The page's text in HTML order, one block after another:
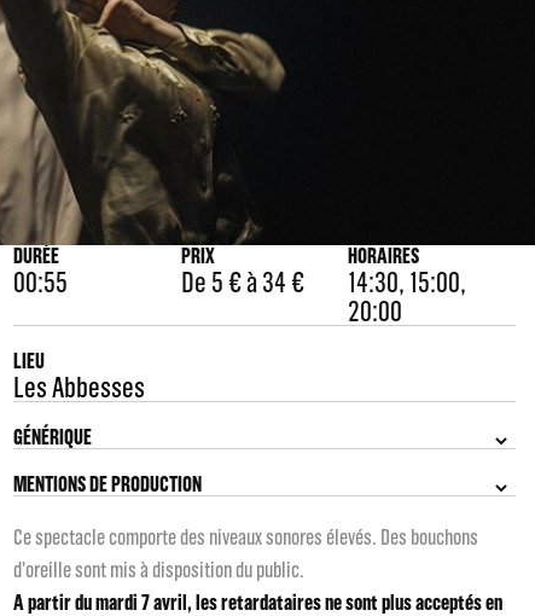
DURÉE
00:55
PRIX
De 5 € à 34 €
HORAIRES
14:30, 15:00,
20:00
LIEU
Les Abbesses
GÉNÉRIQUE
MENTIONS DE PRODUCTION
Ce spectacle comporte des niveaux sonores élevés. Des bouchons
d'oreille sont mis à disposition du public.
A partir du mardi 7 avril, les retardataires ne sont plus acceptés en